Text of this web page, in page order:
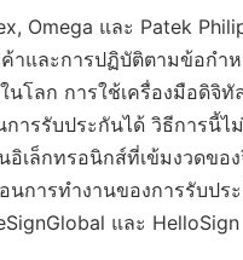
Omega และ Patek
าและการปฏิบัติตามข้อกำ
โลก การใช้เครื่องมือดิจิ
รรับประกันได้ วิธีการนี้ไ
เล็กทรอนิกส์ที่เข้มงวดขอ
การทำงานของการรับป
และ HelloSign